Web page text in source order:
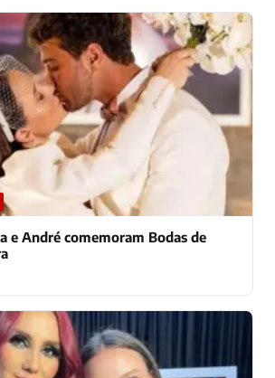
e André comemoram Bodas de